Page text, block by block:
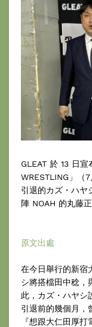
GLEAT 於 13 日
WRESTLING」（
引退的カズ・ハヤ
陣 NOAH 的丸藤
原文出處
在今日舉行的新宿
シ將搭檔田中稔，
此，カズ・ハヤシ
引退前的幾個月，
『想跟大仁田厚